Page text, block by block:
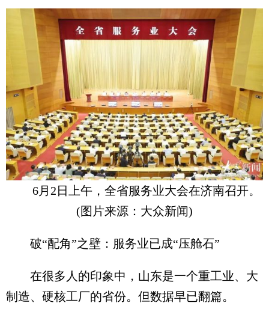
6月2日上午，全省服务业大会在济南召开。
(图片来源：大众新闻)
破“配角”之壁：服务业已成“压舱石”
在很多人的印象中，山东是一个重工业、大
制造、硬核工厂的省份。但数据早已翻篇。